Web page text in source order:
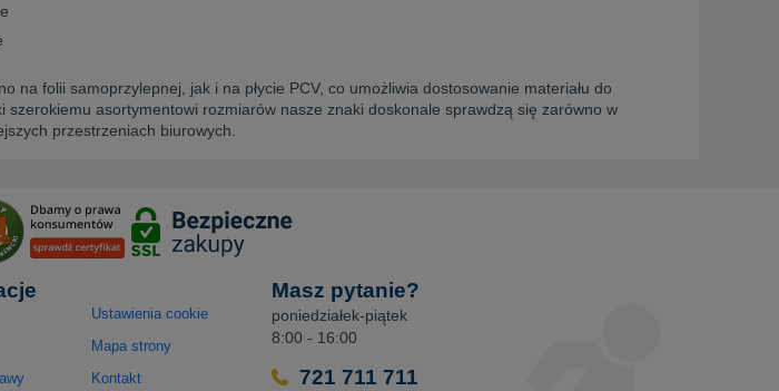
na folii samoprzylepnej, jak i na płycie PCV, co umożliwia dostosowanie materiału do
szerokiemu asortymentowi rozmiarów nasze znaki doskonale sprawdzą się zarówno w
przestrzeniach biurowych.
Ustawienia cookie
Mapa strony
Kontakt
Masz pytanie?
poniedziałek-piątek
8:00 - 16:00
721 711 711